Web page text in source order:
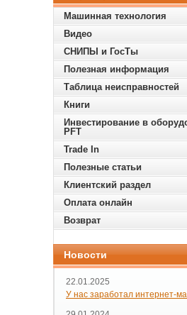
Машинная технология
Видео
СНИПЫ и ГосТы
Полезная информация
Таблица неисправностей
Книги
Инвестирование в
PFT
Trade In
Полезные статьи
Клиентский раздел
Оплата онлайн
Возврат
Новости
22.01.2025
У нас заработал интернет-